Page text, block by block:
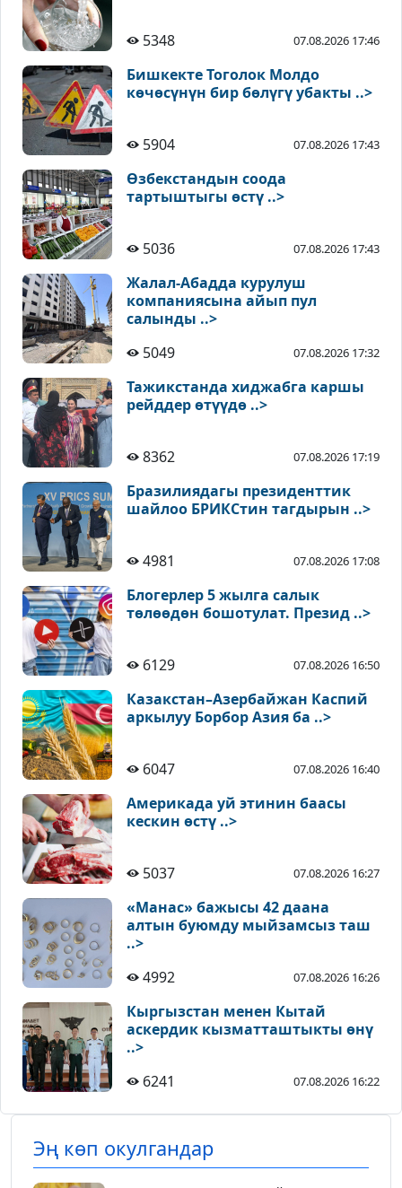
5348 07.08.2026 17:46
Бишкекте Тоголок Молдо
көчөсүнүн бир бөлүгү убакты ..>
5904 07.08.2026 17:43
Өзбекстандын соода
тартыштыгы өстү ..>
5036 07.08.2026 17:43
Жалал-Абадда курулуш
компаниясына айып пул
салынды ..>
5049
07.08.2026 17:32
Тажикстанда хиджабга каршы
рейддер өтүүдө ..>
8362 07.08.2026 17:19
Бразилиядагы президенттик
шайлоо БРИКСтин тагдырын ..>
4981 07.08.2026 17:08
Блогерлер 5 жылга салык
төлөөдөн бошотулат. Презид ..>
6129 07.08.2026 16:50
Казакстан–Азербайжан Каспий
аркылуу Борбор Азия ба ..>
6047 07.08.2026 16:40
Америкада уй этинин баасы
кескин өстү ..>
5037 07.08.2026 16:27
«Манас» бажысы 42 даана
алтын буюмду мыйзамсыз таш
..>
4992
07.08.2026 16:26
Кыргызстан менен Кытай
аскердик кызматташтыкты өнү
..>
6241
07.08.2026 16:22
Эң көп окулгандар